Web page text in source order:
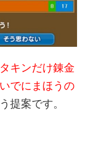
キンだけ錬金
でにまほうの
提案です。